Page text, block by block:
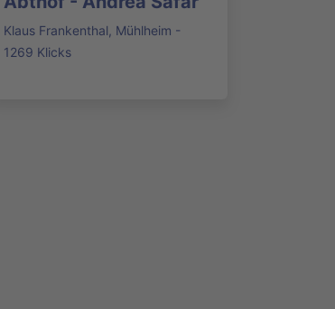
Klaus Frankenthal, Mühlheim -
1269 Klicks